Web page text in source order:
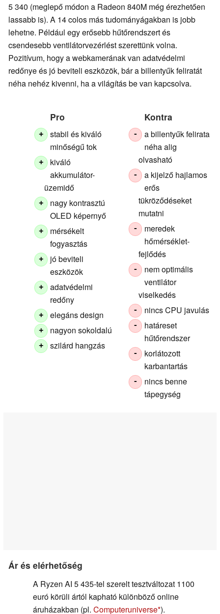
5 340 (meglepő módon a Radeon 840M még érezhetően
lassabb is). A 14 colos más tudományágakban is jobb
lehetne. Például egy erősebb hűtőrendszert és
csendesebb ventilátorvezérlést szerettünk volna.
Pozitívum, hogy a webkamerának van adatvédelmi
redőnye és jó beviteli eszközök, bár a billentyűk feliratát
néha nehéz kivenni, ha a világítás be van kapcsolva.
Pro
+
stabil és kiváló
minőségű tok
+
kiváló
akkumulátor-
üzemidő
+
nagy kontrasztú
OLED képernyő
+
mérsékelt
fogyasztás
+
jó beviteli
eszközök
+
adatvédelmi
redőny
+ elegáns design
+ nagyon sokoldalú
+ szilárd hangzás
Kontra
-
a billentyűk felirata
néha alig
olvasható
-
a kijelző hajlamos
erős
tükröződéseket
mutatni
-
meredek
hőmérséklet-
fejlődés
-
nem optimális
ventilátor
viselkedés
- nincs CPU javulás
-
határeset
hűtőrendszer
-
korlátozott
karbantartás
-
nincs benne
tápegység
Ár és elérhetőség
A Ryzen AI 5 435-tel szerelt tesztváltozat 1100
euró körüli ártól kapható különböző online
áruházakban (pl. Computeruniverse ).